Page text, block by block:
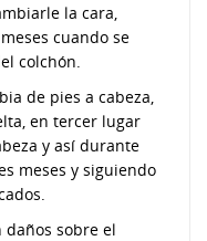
la cara,
cuando se
colchón.
de pies a cabeza,
en tercer lugar
y así durante
meses y siguiendo
daños sobre el